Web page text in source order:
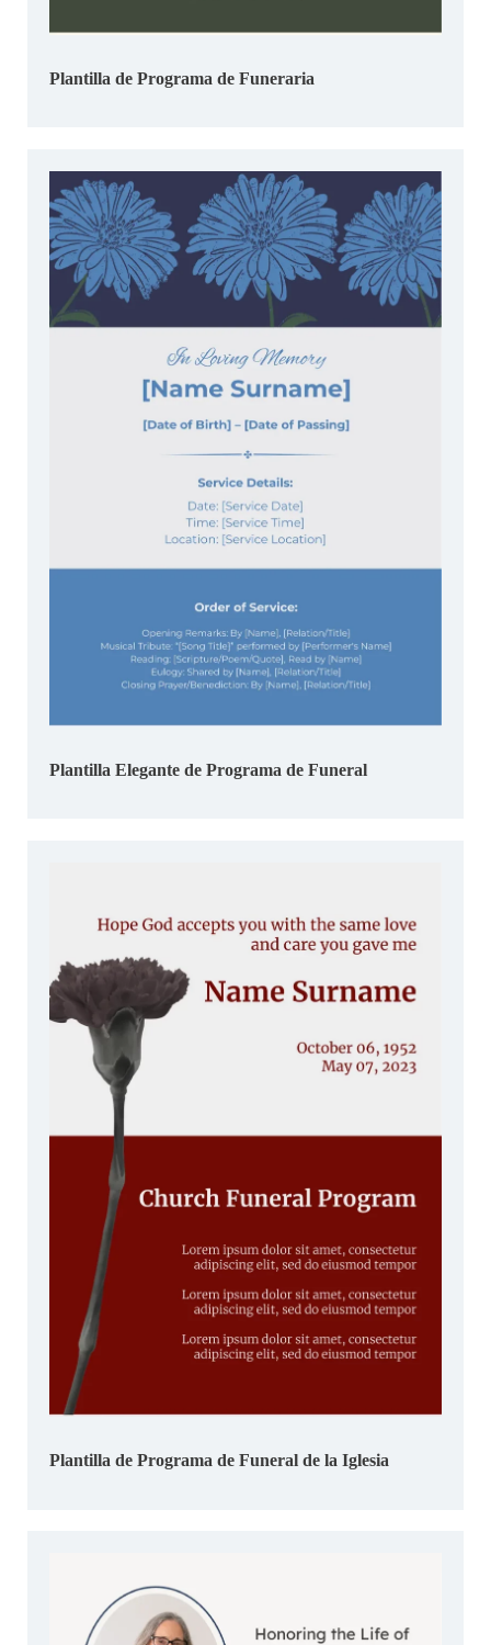
Plantilla de Programa de Funeraria
Plantilla Elegante de Programa de Funeral
Plantilla de Programa de Funeral de la Iglesia